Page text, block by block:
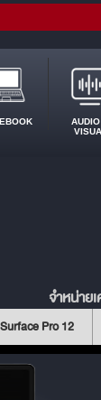
จำหน่าย
Pro 12